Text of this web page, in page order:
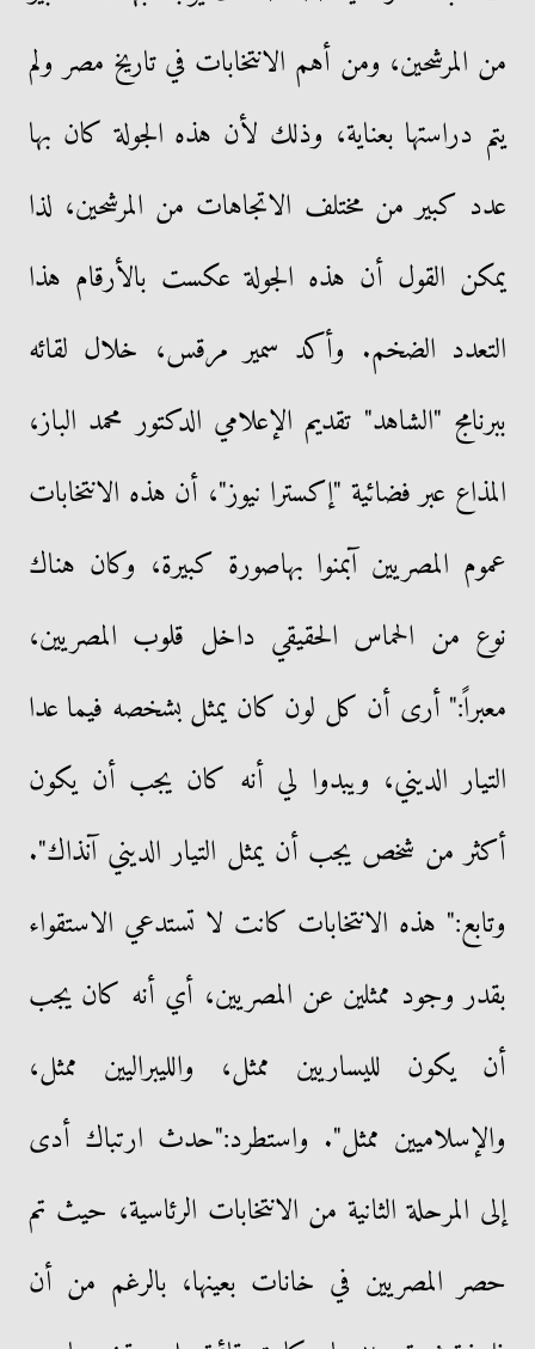
من المرشحين، ومن أهم الانتخابات في تاريخ مصر ولم
يتم دراستها بعناية، وذلك لأن هذه الجولة كان بها
عدد كبير من مختلف الاتجاهات من المرشحين، لذا
يمكن القول أن هذه الجولة عكست بالأرقام هذا
التعدد الضخم. وأكد سمير مرقس، خلال لقائه
ببرنامج "الشاهد" تقديم الإعلامي الدكتور محمد الباز،
المذاع عبر فضائية "إكسترا نيوز"، أن هذه الانتخابات
عموم المصريين آبمنوا بهاصورة كبيرة، وكان هناك
نوع من الحماس الحقيقي داخل قلوب المصريين،
معبراً:" أرى أن كل لون كان يمثل بشخصه فيما عدا
التيار الديني، ويبدوا لي أنه كان يجب أن يكون
أكثر من شخص يجب أن يمثل التيار الديني آنذاك".
وتابع:" هذه الانتخابات كانت لا تستدعي الاستقواء
بقدر وجود ممثلين عن المصريين، أي أنه كان يجب
أن يكون لليساريين ممثل، والليبراليين ممثل،
والإسلاميين ممثل". واستطرد:"حدث ارتباك أدى
إلى المرحلة الثانية من الانتخابات الرئاسية، حيث تم
حصر المصريين في خانات بعينها، بالرغم من أن